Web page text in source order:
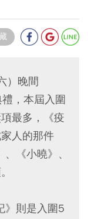
）晚間
，本屆入圍
最多，《疫
人的那件
《小曉》、
》則是入圍5